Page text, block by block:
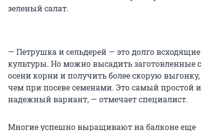
зеленый салат.
— Петрушка и сельдерей — это долго всходящие
культуры. Но можно высадить заготовленные с
осени корни и получить более скорую выгонку,
чем при посеве семенами. Это самый простой и
надежный вариант, — отмечает специалист.
Многие успешно выращивают на балконе еще